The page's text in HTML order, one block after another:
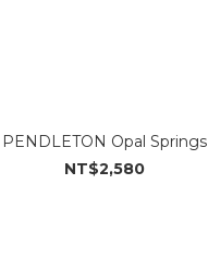
PENDLETON Opal Springs
NT$2,580